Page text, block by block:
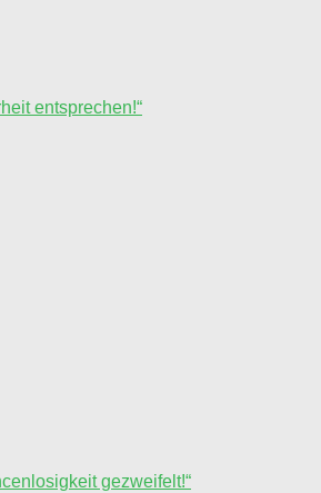
entsprechen!“
gezweifelt!“